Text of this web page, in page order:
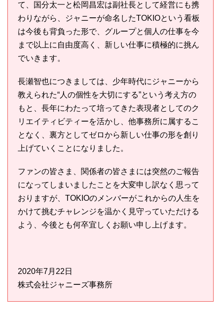
て、国分太一と松岡昌宏は副社長として経営にも携
わりながら、ジャニーが命名したTOKIOという看板
は今後も背負った形で、グループと個人の仕事を今
まで以上に自由度高く、新しい仕事に積極的に挑ん
でいきます。
長瀬智也につきましては、少年時代にジャニーから
教えられた“人の個性を大切にする”という考え方の
もと、長年にわたって培ってきた表現者としてのク
リエイティビティーを活かし、他事務所に属するこ
となく、裏方としてゼロから新しい仕事の形を創り
上げていくことになりました。
ファンの皆さま、関係者の皆さまには突然のご報告
になってしまいましたことを大変申し訳なく思って
おりますが、TOKIOのメンバーがこれからの人生を
かけて挑むチャレンジを温かく見守っていただける
よう、今後とも何卒宜しくお願い申し上げます。
2020年7月22日
株式会社ジャニーズ事務所